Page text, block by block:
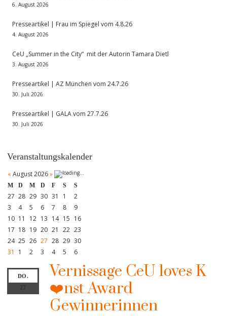
6. August 2026
Presseartikel | Frau im Spiegel vom 4.8.26
4. August 2026
CeU „Summer in the City“ mit der Autorin Tamara Dietl
3. August 2026
Presseartikel | AZ München vom 24.7.26
30. Juli 2026
Presseartikel | GALA vom 27.7.26
30. Juli 2026
Veranstaltungskalender
« August 2026»
M D M D F S S
27 28 29 30 31 1
2
3
4 5 6 7 8
9
10 11 12 13 14 15 16
17 18 19 20 21 22 23
24 25 26 27 28 29 30
31
1 2 3 4 5 6
DO.
27
Vernissage CeU loves K
❤️nst Award
Gewinnerinnen